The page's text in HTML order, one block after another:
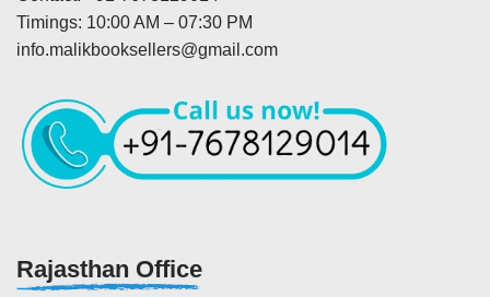
Timings: 10:00 AM – 07:30 PM
info.malikbooksellers@gmail.com
Rajasthan Office